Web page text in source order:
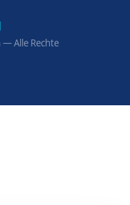
— Alle Rechte